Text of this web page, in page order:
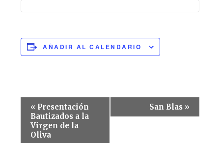
AÑADIR AL CALENDARIO
Navegación
del
Evento
« Presentación
Bautizados a la
Virgen de la
Oliva
San Blas »